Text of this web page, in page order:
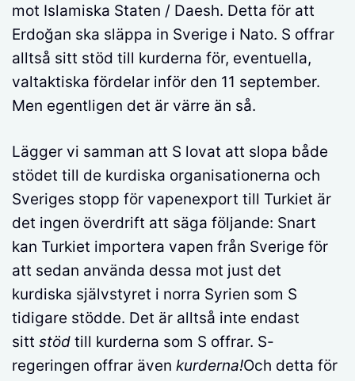
mot Islamiska Staten / Daesh. Detta för att
Erdoğan ska släppa in Sverige i Nato. S offrar
alltså sitt stöd till kurderna för, eventuella,
valtaktiska fördelar inför den 11 september.
Men egentligen det är värre än så.
Lägger vi samman att S lovat att slopa både
stödet till de kurdiska organisationerna och
Sveriges stopp för vapenexport till Turkiet är
det ingen överdrift att säga följande: Snart
kan Turkiet importera vapen från Sverige för
att sedan använda dessa mot just det
kurdiska självstyret i norra Syrien som S
tidigare stödde. Det är alltså inte endast
sitt stöd till kurderna som S offrar. S-
regeringen offrar även kurderna!Och detta för